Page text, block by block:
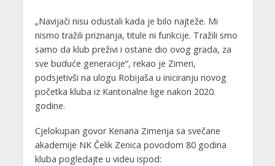
„Navijači nisu odustali kada je bilo najteže. Mi
nismo tražili priznanja, titule ni funkcije. Tražili smo
samo da klub preživi i ostane dio ovog grada, za
sve buduće generacije“, rekao je Zimeri,
podsjetivši na ulogu Robijaša u iniciranju novog
početka kluba iz Kantonalne lige nakon 2020.
godine.
Cjelokupan govor Kenana Zimerija sa svečane
akademije NK Čelik Zenica povodom 80 godina
kluba pogledajte u videu ispod: